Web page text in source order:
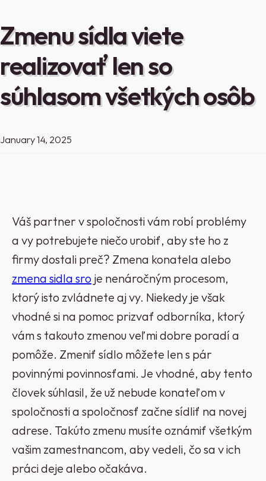
Zmenu sídla viete
realizovať len so
súhlasom všetkých osôb
January 14, 2025
Váš partner v spoločnosti vám robí problémy
a vy potrebujete niečo urobiť, aby ste ho z
firmy dostali preč? Zmena konatela alebo
zmena sidla sro je nenáročným procesom,
ktorý isto zvládnete aj vy. Niekedy je však
vhodné si na pomoc prizvať odborníka, ktorý
vám s takouto zmenou veľmi dobre poradí a
pomôže. Zmeniť sídlo môžete len s pár
povinnými povinnosťami. Je vhodné, aby tento
človek súhlasil, že už nebude konateľom v
spoločnosti a spoločnosť začne sídliť na novej
adrese. Takúto zmenu musíte oznámiť všetkým
vašim zamestnancom, aby vedeli, čo sa v ich
práci deje alebo očakáva.